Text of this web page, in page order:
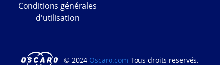
Conditions générales
d'utilisation
© 2024 Oscaro.com Tous droits reservés.